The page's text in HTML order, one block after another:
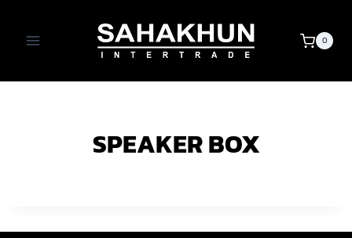
content
0
SPEAKER BOX